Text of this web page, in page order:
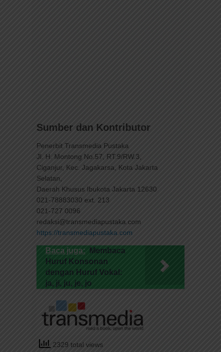
Sumber dan Kontributor
Penerbit Transmedia Pustaka
Jl. H. Montong No.57, RT.9/RW.3,
Ciganjur, Kec. Jagakarsa, Kota Jakarta
Selatan,
Daerah Khusus Ibukota Jakarta 12630
021-78883030 ext. 213
021-727 0096
redaksi@transmediapustaka.com
https://transmediapustaka.com
Baca juga:
Membaca
Huruf Konsonan
dengan Huruf Vokal:
ja, ji, ju, je, jo
2329 total views